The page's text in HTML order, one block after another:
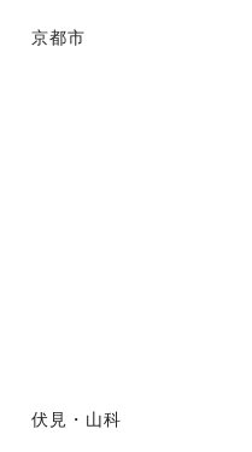
京都市
伏見・山科